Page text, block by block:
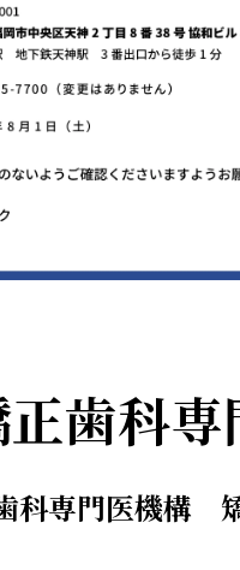
歯科専
科専門医機構